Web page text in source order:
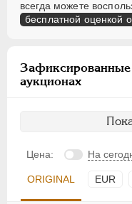
всегда можете
бесплатной оценкой
аукционах
Цена: На
ORIGINAL EUR